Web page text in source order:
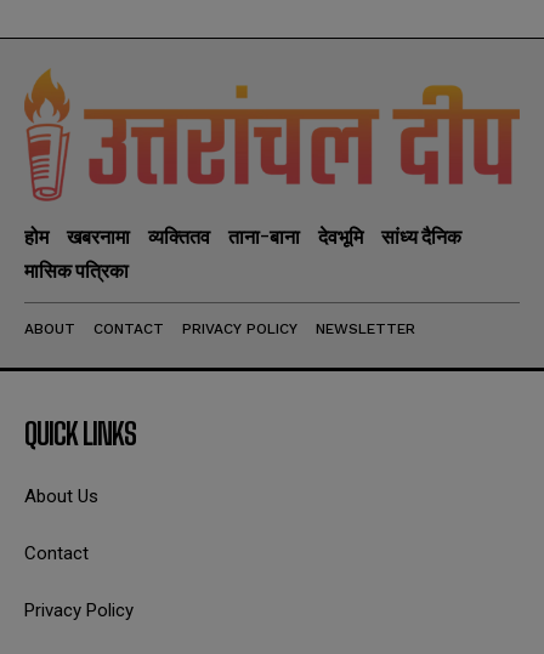
होम खबरनामा व्यक्तितव ताना-बाना देवभूमि
सांध्य दैनिक
मासिक पत्रिका
ABOUT CONTACT PRIVACY POLICY NEWSLETTER
QUICK LINKS
About Us
Contact
Privacy Policy